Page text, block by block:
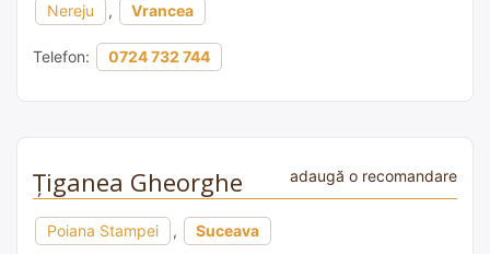
Nereju , Vrancea
Telefon: 0724 732 744
Țiganea Gheorghe adaugă o recomandare
Poiana Stampei , Suceava